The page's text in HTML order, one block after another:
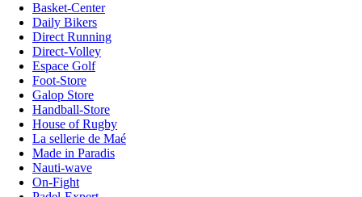
Basket-Center
Daily Bikers
Direct Running
Direct-Volley
Espace Golf
Foot-Store
Galop Store
Handball-Store
House of Rugby
La sellerie de Maé
Made in Paradis
Nauti-wave
On-Fight